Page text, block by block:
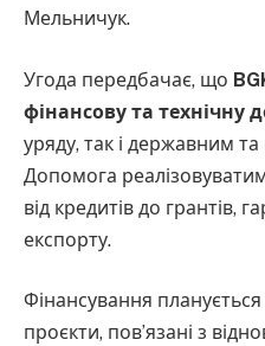
Мельничук.
Угода передбачає, що
фінансову та технічну
уряду, так і державним
Допомога
від кредитів до грантів,
експорту.
Фінансування
проєкти, пов’язані з